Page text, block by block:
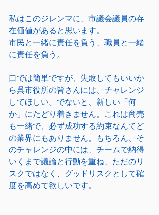
私はこのジレンマに、市議会議員の存
在価値があると思います。
市民と一緒に責任を負う、職員と一緒
に責任を負う。
口では簡単ですが、失敗してもいいか
ら呉市役所の皆さんには、チャレンジ
してほしい。でないと、新しい「何
か」にたどり着きません。これは商売
も一緒で、必ず成功する約束なんてど
の業界にもありません。もちろん、そ
のチャレンジの中には、チームで納得
いくまで議論と行動を重ね、ただのリ
スクではなく、グッドリスクとして確
度を高めて欲しいです。